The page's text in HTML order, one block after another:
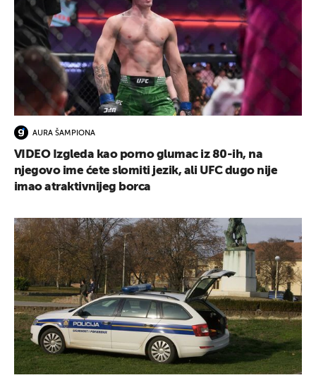
AURA ŠAMPIONA
VIDEO Izgleda kao porno glumac iz 80-ih, na
njegovo ime ćete slomiti jezik, ali UFC dugo nije
imao atraktivnijeg borca